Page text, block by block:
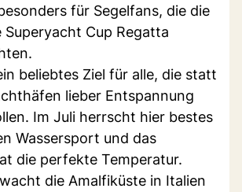
für Segelfans, die die
Cup Regatta
beliebtes Ziel für alle, die statt
lieber Entspannung
Im Juli herrscht hier bestes
Wassersport und das
die perfekte Temperatur.
die Amalfiküste in Italien